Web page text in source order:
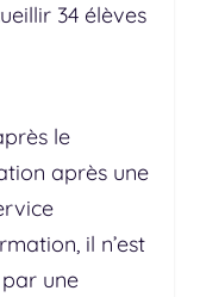
34 élèves
le
après une
il n’est
une